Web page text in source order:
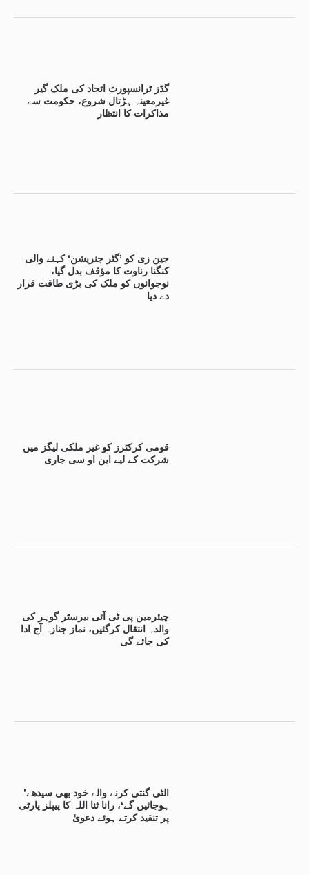
گڈز ٹرانسپورٹ اتحاد کی ملک گیر
غیرمعینہ ہڑتال شروع، حکومت سے
مذاکرات کا انتظار
جین زی کو ’گٹر جنریشن‘ کہنے والی
کنگنا رناوت کا مؤقف بدل گیا،
نوجوانوں کو ملک کی بڑی طاقت قرار
دے دیا
قومی کرکٹرز کو غیر ملکی لیگز میں
شرکت کے لیے این او سی جاری
چیئرمین پی ٹی آئی بیرسٹر گوہر کی
والدہ انتقال کرگئیں، نماز جنازہ آج ادا
کی جائے گی
’الٹی گنتی کرنے والے خود بھی سیدھے
ہوجائیں گے‘، رانا ثنا اللہ کا پیپلز پارٹی
پر تنقید کرتے ہوئے دعویٰ